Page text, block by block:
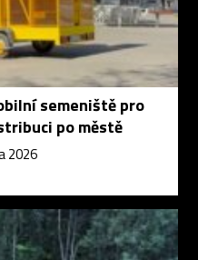
semeniště pro
po městě
2026